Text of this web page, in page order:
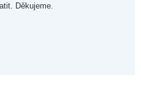
Děkujeme.